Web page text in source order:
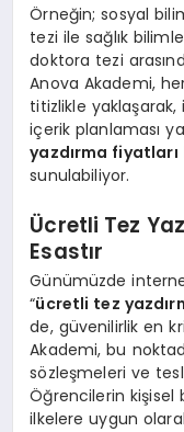
Örneğin; sosyal
tezi ile sağlık
doktora tezi
Anova Akademi,
titizlikle
içerik planlaması
yazdırma fiyatları
sunulabiliyor.
Ücretli Tez
Esastır
Günümüzde
“ücretli tez
de, güvenilirlik en
Akademi, bu
sözleşmeleri ve
Öğrencilerin kişisel
ilkelere uygun